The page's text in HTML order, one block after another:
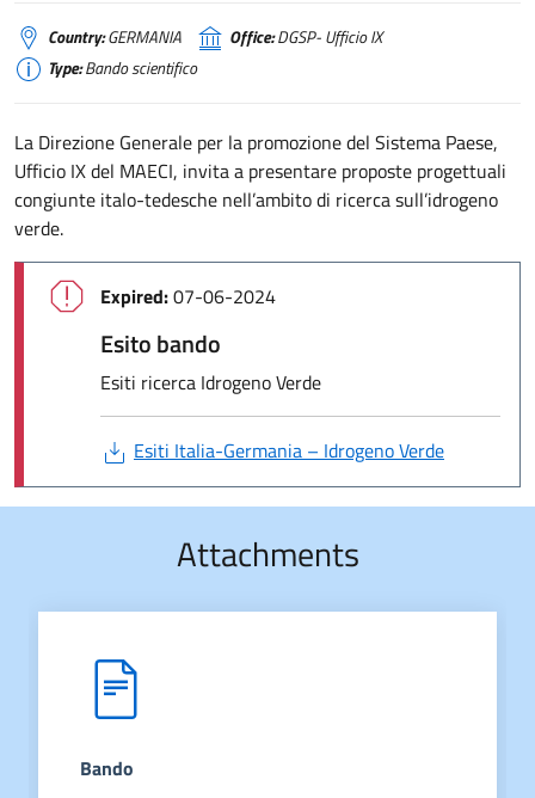
Country:GERMANIA Office:DGSP- Ufficio IX
Type:Bando scientifico
La Direzione Generale per la promozione del Sistema Paese,
Ufficio IX del MAECI, invita a presentare proposte progettuali
congiunte italo-tedesche nell’ambito di ricerca sull’idrogeno
verde.
Expired:07-06-2024
Esito bando
Esiti ricerca Idrogeno Verde
Esiti Italia-Germania – Idrogeno Verde
Attachments
Bando